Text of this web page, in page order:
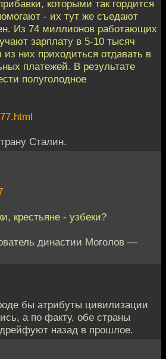
которыми так гордится
- их тут же съедают
Из 74 миллионов работающих
зарплату в 5-10 тысяч
них приходиться отдавать в
платежей. В результате
полуголодное
Сталин.
крестьяне - узбеки?
династии Моголов —
бы атрибуты цивилизации
а по факту, обе страны
назад в прошлое.